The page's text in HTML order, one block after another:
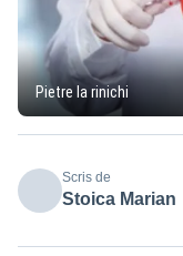
Pietre la rinichi
Scris de
Stoica Marian